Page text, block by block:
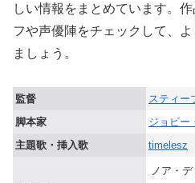
しい情報をまとめています。
フや声優陣をチェックして、
ましょう。
監督
スティー
脚本家
ジョビー
主題歌・挿入歌
timelesz
ノア・